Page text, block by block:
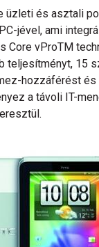
üzleti és asztali
jével, ami
Core vProTM
teljesítményt, 15
hozzáférést
a távoli IT-